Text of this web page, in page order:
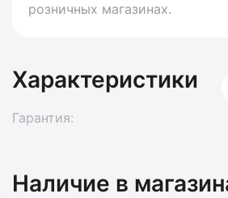
розничных магазинах.
Характеристики
Гарантия:
Наличие в